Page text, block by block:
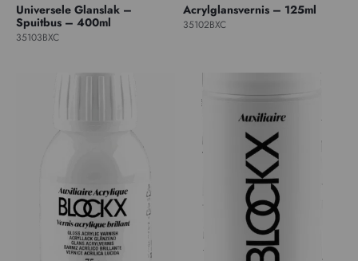
Universele Glanslak –
Spuitbus – 400ml
35103BXC
Acrylglansvernis – 125ml
35102BXC